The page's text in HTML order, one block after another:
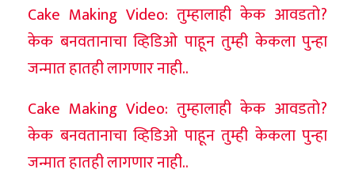
Cake Making Video: तुम्हालाही केक आवडतो?
केक बनवतानाचा व्हिडिओ पाहून तुम्ही केकला पुन्हा
जन्मात हातही लागणार नाही..
Cake Making Video: तुम्हालाही केक आवडतो?
केक बनवतानाचा व्हिडिओ पाहून तुम्ही केकला पुन्हा
जन्मात हातही लागणार नाही..